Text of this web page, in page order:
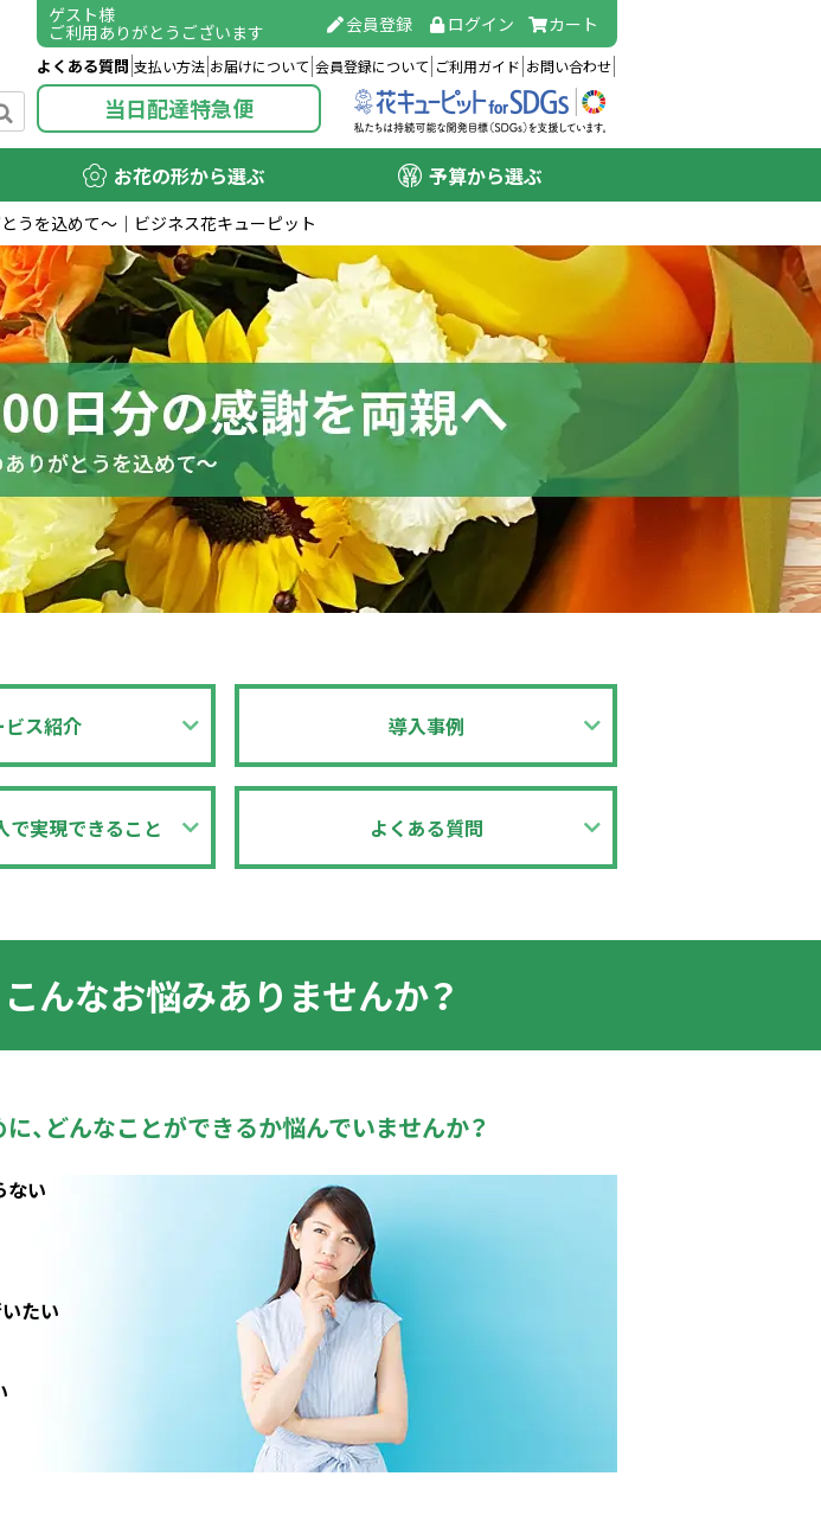
ゲスト様
ご利用ありがとうございます 会員登録 ログイン カート
よくある質問 支払い方法 お届けについて 会員登録について ご利用ガイド お問い合わせ
当日配達特急便
お花の形から選ぶ 予算から選ぶ
うを込めて～│ビジネス花キューピット
ビス紹介 導入事例
で実現できること よくある質問
こんなお悩みありませんか？
、 どんなことができるか悩んでいませんか？
ない
たい